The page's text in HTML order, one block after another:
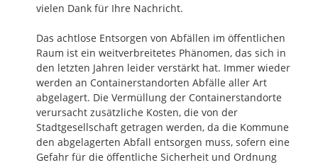
vielen Dank für Ihre Nachricht.
Das achtlose Entsorgen von Abfällen im öffentlichen
Raum ist ein weitverbreitetes Phänomen, das sich in
den letzten Jahren leider verstärkt hat. Immer wieder
werden an Containerstandorten Abfälle aller Art
abgelagert. Die Vermüllung der Containerstandorte
verursacht zusätzliche Kosten, die von der
Stadtgesellschaft getragen werden, da die Kommune
den abgelagerten Abfall entsorgen muss, sofern eine
Gefahr für die öffentliche Sicherheit und Ordnung